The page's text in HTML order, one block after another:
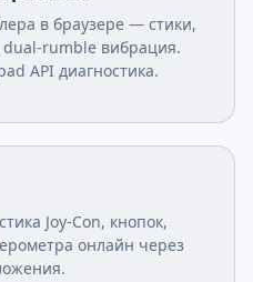
в браузере — стики,
dual-rumble вибрация.
API диагностика.
Joy-Con, кнопок,
онлайн через